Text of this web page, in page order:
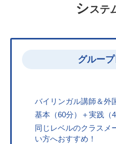
システ
グルー
バイリンガル講師＆外
基本（60分）＋実践（
同じレベルのクラスメ
い方へおすすめ！